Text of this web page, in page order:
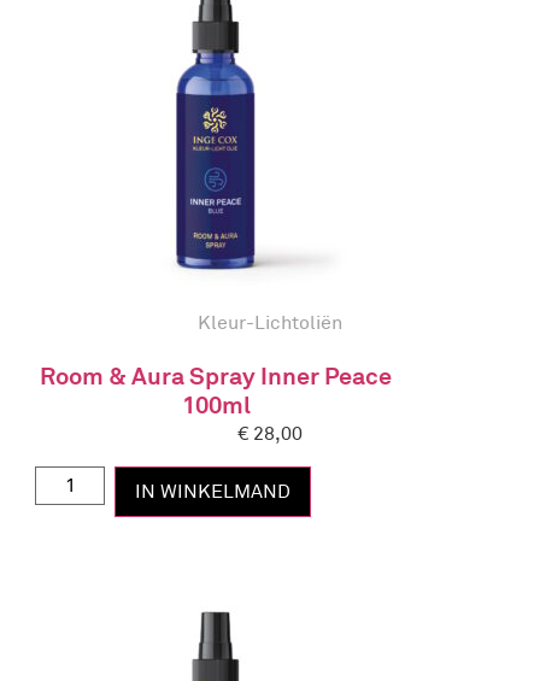
Kleur-Lichtoliën
Room & Aura Spray Inner Peace
100ml
€ 28,00
IN WINKELMAND